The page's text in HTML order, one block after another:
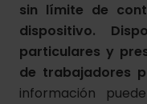
sin límite de
dispositivo.
particulares y
de trabajadores
información puede